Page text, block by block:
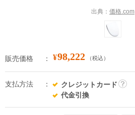
出典： 価格.com
販売価格 ¥98,222 （税込）
支払方法
クレジットカード
代金引換